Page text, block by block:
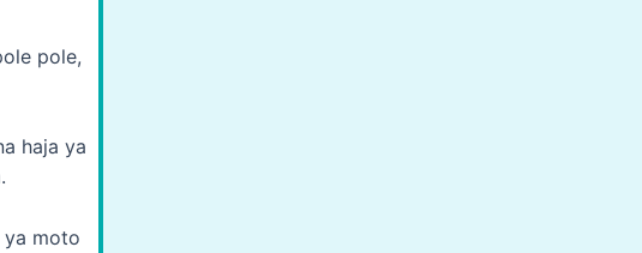
pole,
haja ya
ya moto